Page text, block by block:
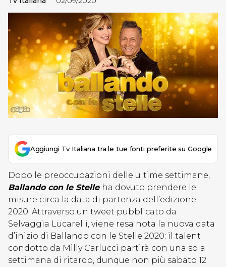
Aggiungi Tv Italiana tra le tue fonti preferite su Google
Dopo le preoccupazioni delle ultime settimane,
Ballando con le Stelle ha dovuto prendere le
misure circa la data di partenza dell’edizione
2020. Attraverso un tweet pubblicato da
Selvaggia Lucarelli, viene resa nota la nuova data
d’inizio di Ballando con le Stelle 2020: il talent
condotto da Milly Carlucci partirà con una sola
settimana di ritardo, dunque non più sabato 12